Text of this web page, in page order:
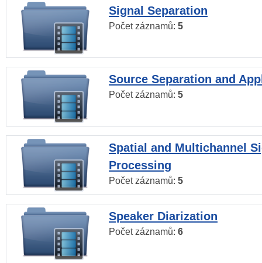
Signal Separation
Počet záznamů: 5
Source Separation and
Počet záznamů: 5
Spatial and Multichannel
Processing
Počet záznamů: 5
Speaker Diarization
Počet záznamů: 6